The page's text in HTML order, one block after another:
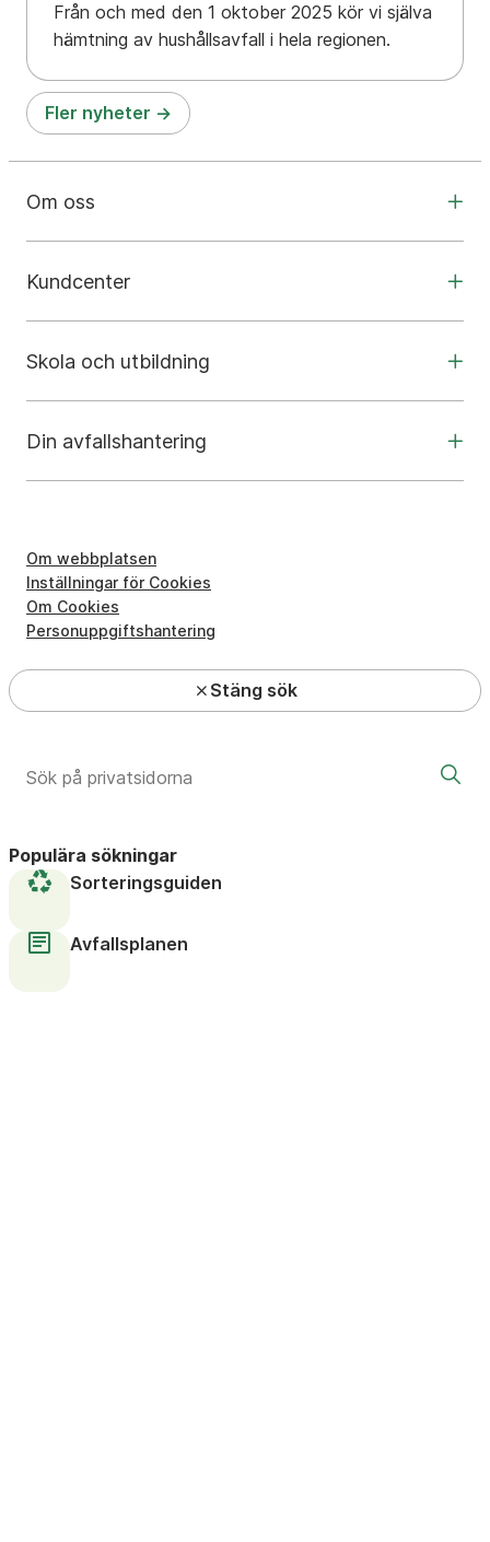
Från och med den 1 oktober 2025 kör vi själva
hämtning av hushållsavfall i hela regionen.
Fler nyheter
Om oss
Kundcenter
Skola och utbildning
Din avfallshantering
Om webbplatsen
Inställningar för Cookies
Om Cookies
Personuppgiftshantering
Stäng sök
Populära sökningar
Sorteringsguiden
Avfallsplanen